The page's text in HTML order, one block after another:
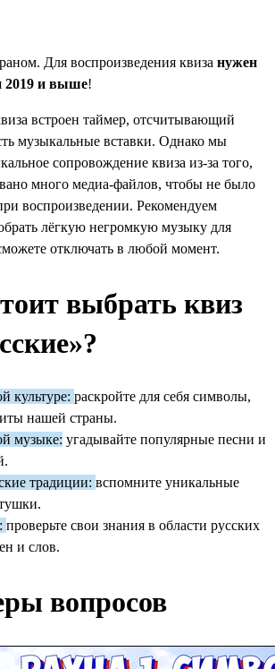
Для воспроизведения квиза нужен
2019 и выше!
встроен таймер, отсчитывающий
музыкальные вставки. Однако мы
сопровождение квиза из-за того,
много медиа-файлов, чтобы не было
воспроизведении. Рекомендуем
лёгкую негромкую музыку для
отключать в любой момент.
выбрать квиз
культуре: раскройте для себя символы,
нашей страны.
музыке: угадывайте популярные песни и
традиции: вспомните уникальные
проверьте свои знания в области русских
и слов.
вопросов